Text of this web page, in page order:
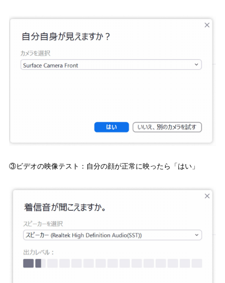
③ビデオの映像テスト：自分の顔が正常に映ったら「はい」